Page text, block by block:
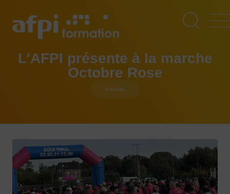
contenu
Actualité
L'AFPI présente à la marche
Octobre Rose